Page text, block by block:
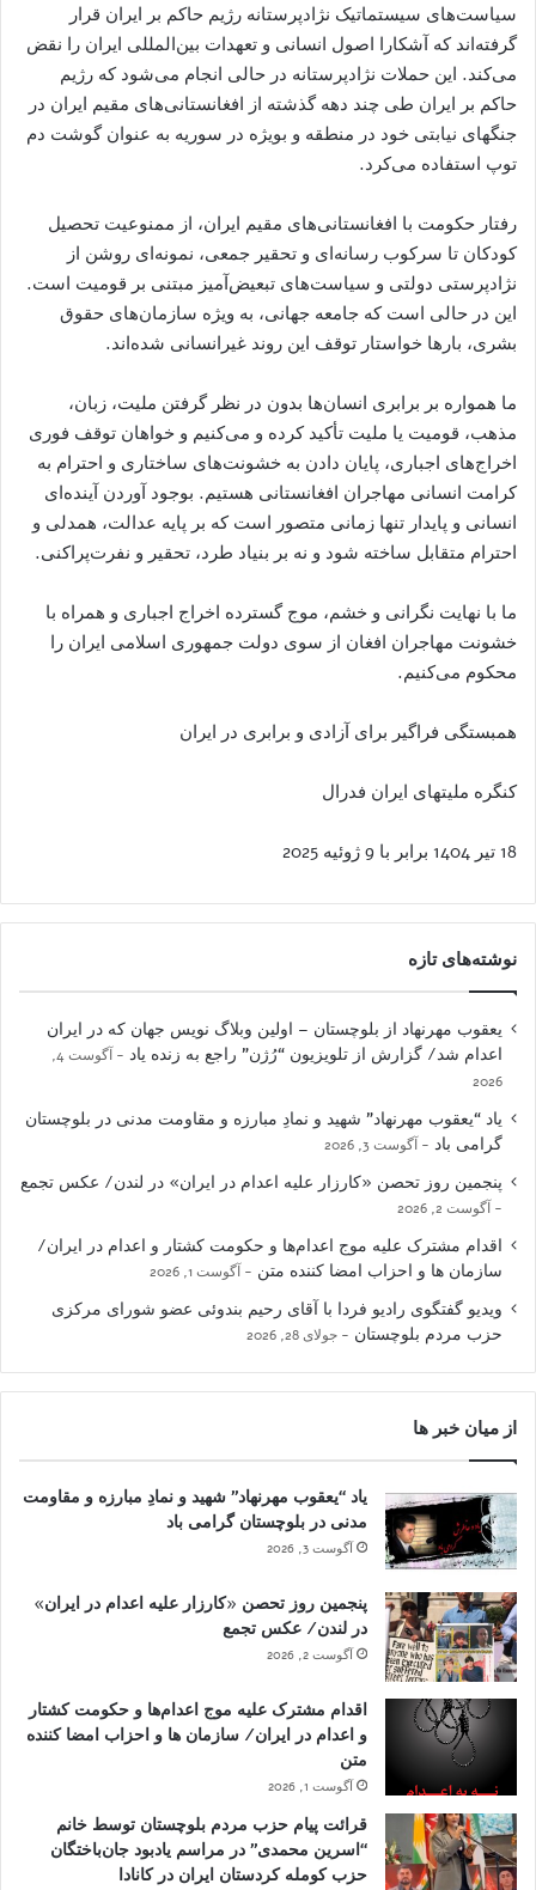
سیاست‌های سیستماتیک نژادپرستانه رژیم حاکم بر ایران قرار
گرفته‌اند که آشکارا اصول انسانی و تعهدات بین‌المللی ایران را نقض
می‌کند. این حملات نژادپرستانه در حالی انجام می‌شود که رژیم
حاکم بر ایران طی چند دهه گذشته از افغانستانی‌های مقیم ایران در
جنگهای نیابتی خود در منطقه و بویژه در سوریه به عنوان گوشت دم
توپ استفاده می‌کرد.
رفتار حکومت با افغانستانی‌های مقیم ایران، از ممنوعیت تحصیل
کودکان تا سرکوب رسانه‌ای و تحقیر جمعی، نمونه‌ای روشن از
نژادپرستی دولتی و سیاست‌های تبعیض‌آمیز مبتنی بر قومیت است.
این در حالی است که جامعه جهانی، به ویژه سازمان‌های حقوق
بشری، بارها خواستار توقف این روند غیرانسانی شده‌اند.
ما همواره بر برابری انسان‌ها بدون در نظر گرفتن ملیت، زبان،
مذهب، قومیت یا ملیت تأکید کرده و می‌کنیم و خواهان توقف فوری
اخراج‌های اجباری، پایان دادن به خشونت‌های ساختاری و احترام به
کرامت انسانی مهاجران افغانستانی هستیم. بوجود آوردن آینده‌ای
انسانی و پایدار تنها زمانی متصور است که بر پایه عدالت، همدلی و
احترام متقابل ساخته شود و نه بر بنیاد طرد، تحقیر و نفرت‌پراکنی.
ما با نهایت نگرانی و خشم، موج گسترده اخراج اجباری و همراه با
خشونت مهاجران افغان از سوی دولت جمهوری اسلامی ایران را
محکوم می‌کنیم.
همبستگی فراگیر برای آزادی و برابری در ایران
کنگره ملیتهای ایران فدرال
18 تیر 1404 برابر با 9 ژوئیه 2025
نوشته‌های تازه
یعقوب مهرنهاد از بلوچستان – اولین وبلاگ نویس جهان که در ایران
اعدام شد/ گزارش از تلویزیون “رُژن” راجع به زنده یاد
آگوست 4,
2026
یاد “یعقوب مهرنهاد” شهید و نمادِ مبارزه و مقاومت مدنی در بلوچستان
گرامی باد
آگوست 3, 2026
پنجمین روز تحصن «کارزار علیه اعدام در ایران» در لندن/ عکس تجمع
آگوست 2, 2026
اقدام مشترک علیه موج اعدام‌ها و حکومت کشتار و اعدام در ایران/
سازمان ها و احزاب امضا کننده متن
آگوست 1, 2026
ویدیو گفتگوی رادیو فردا با آقای رحیم بندوئی عضو شورای مرکزی
حزب مردم بلوچستان
جولای 28, 2026
از میان خبر ها
یاد “یعقوب مهرنهاد” شهید و نمادِ مبارزه و مقاومت
مدنی در بلوچستان گرامی باد
آگوست 3, 2026
پنجمین روز تحصن «کارزار علیه اعدام در ایران»
در لندن/ عکس تجمع
آگوست 2, 2026
اقدام مشترک علیه موج اعدام‌ها و حکومت کشتار
و اعدام در ایران/ سازمان ها و احزاب امضا کننده
متن
آگوست 1, 2026
قرائت پیام حزب مردم بلوچستان توسط خانم
“اسرین محمدی” در مراسم یادبود جان‌باختگان
حزب کومله کردستان ایران در کانادا